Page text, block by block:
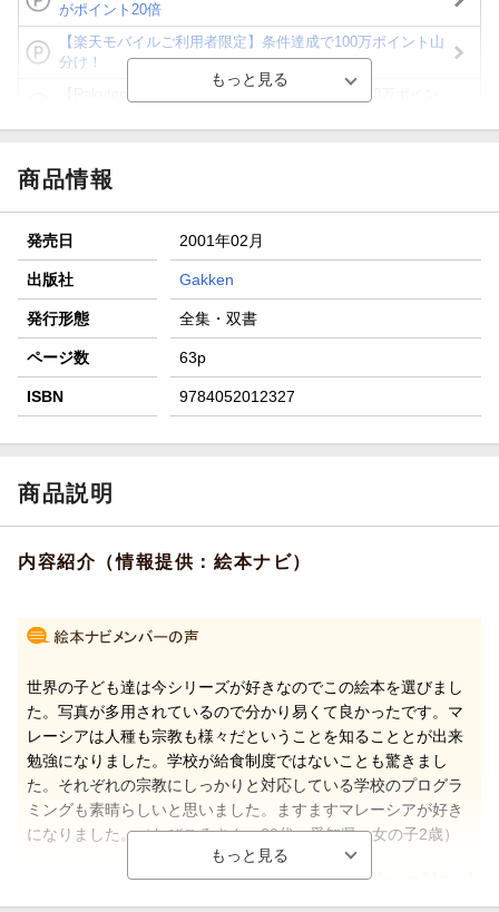
がポイント20倍
【楽天モバイルご利用者限定】条件達成で100万ポイント山
分け！
が当たる！
楽天モバイル紹介キャンペーンの拡散で300円OFFクーポン
進呈
条件達成で楽天限定・宝塚歌劇 宙組貸切公演ペアチケット
が当たる
商品情報
発売日 2001年02月
出版社 Gakken
発行形態 全集・双書
ページ数 63p
ISBN 9784052012327
商品説明
内容紹介（情報提供：絵本ナビ）
世界の子ども達は今シリーズが好きなのでこの絵本を選びまし
た。写真が多用されているので分かり易くて良かったです。マ
レーシアは人種も宗教も様々だということを知ることとが出来
勉強になりました。学校が給食制度ではないことも驚きまし
た。それぞれの宗教にしっかりと対応している学校のプログラ
ミングも素晴らしいと思いました。ますますマレーシアが好き
になりました。（なびころさん 30代・愛知県 女の子2歳）